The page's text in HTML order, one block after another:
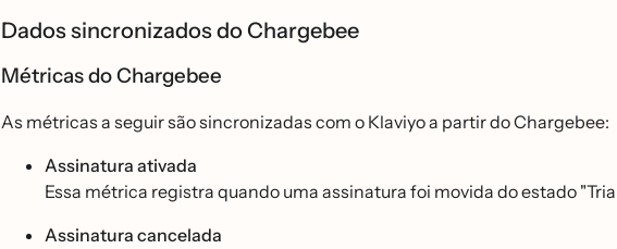
Dados sincronizados do Chargebee
Métricas do Chargebee
As métricas a seguir são sincronizadas com o Klaviyo a partir do Chargebee:
Assinatura ativada
Essa métrica registra quando uma assinatura foi movida do estado
Assinatura cancelada